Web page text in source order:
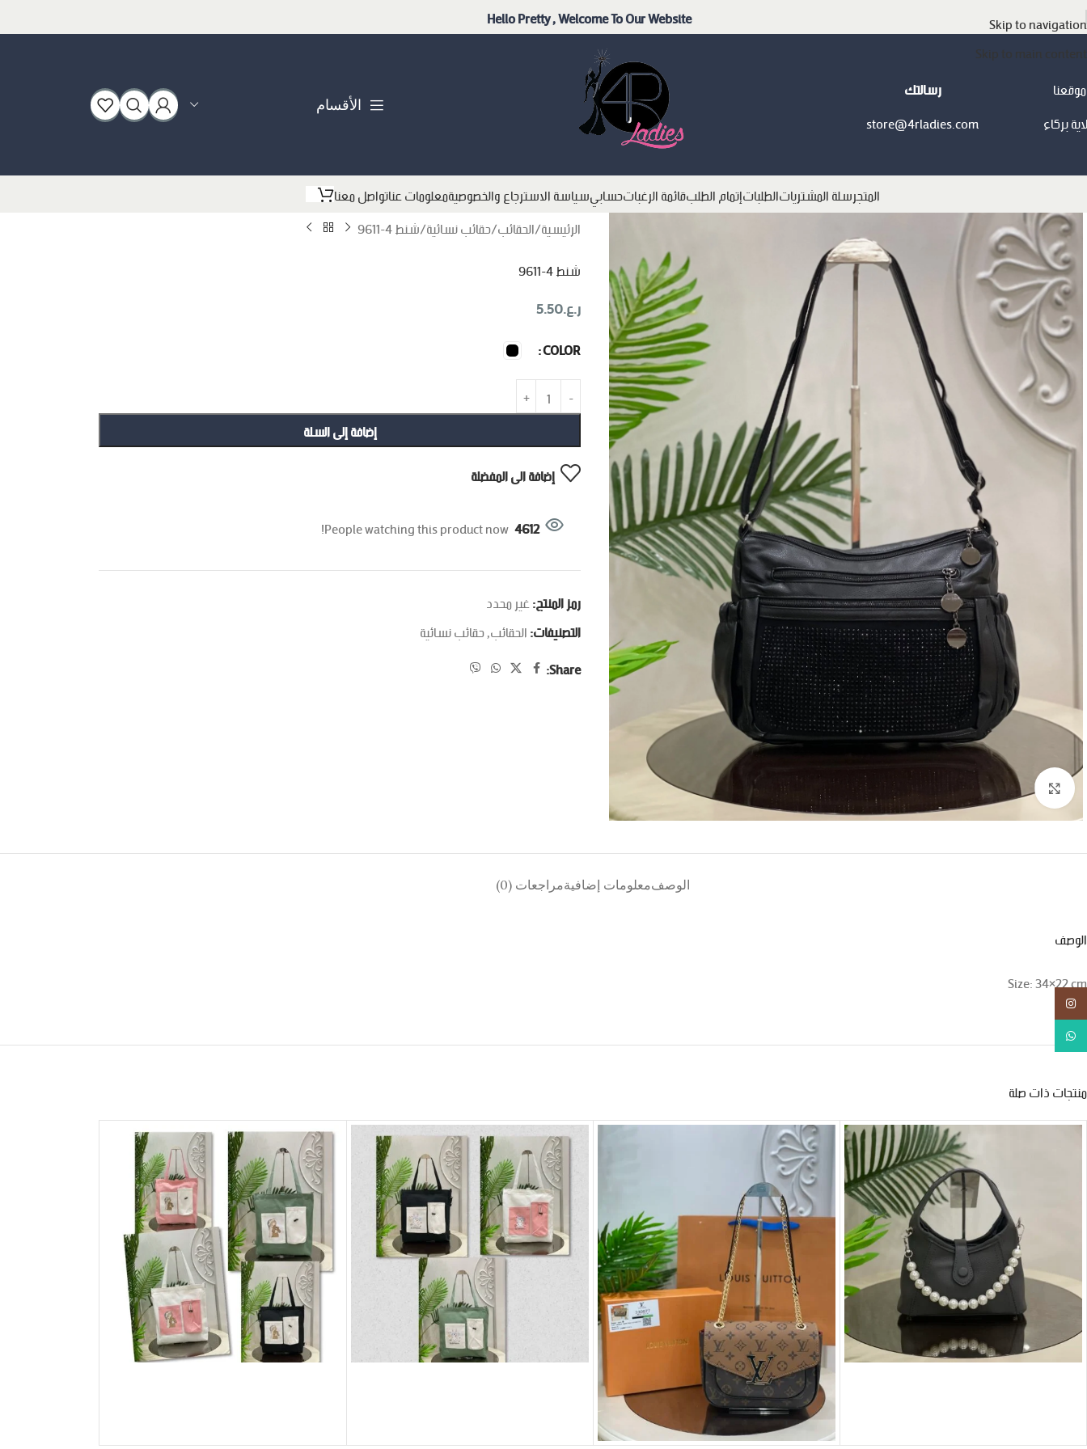
Skip to navigation
Skip to main content
Hello Pretty , Welcome To Our Website
موقعنا
بركاء
رسالتك
store@4rladies.com
الأقسام
سبورت
المتجرسلة المشترياتالطلباتإتمام الطلبقائمة الرغباتحسابيسياسة الاسترجاع والخصوصيةمعلومات عناتواصل معنا
اضغط للتكبير
الرئيسية الحقائب حقائب نسائية شنط 4-9611
شنط 4-9611
ر.ع.5.50
COLOR
إضافة إلى السلة
إضافة الى المفضلة
4612
People watching this product now!
رمز المنتج:غير محدد
التصنيفات:الحقائب,حقائب نسائية
Share:
الوصفمعلومات إضافيةمراجعات (0)
الوصف
Size: 34×22 cm
منتجات ذات صلة